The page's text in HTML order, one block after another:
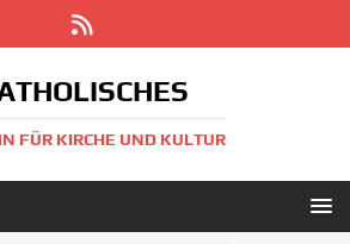
FÜR KIRCHE UND KULTUR